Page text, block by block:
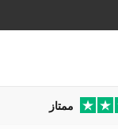
ممتاز